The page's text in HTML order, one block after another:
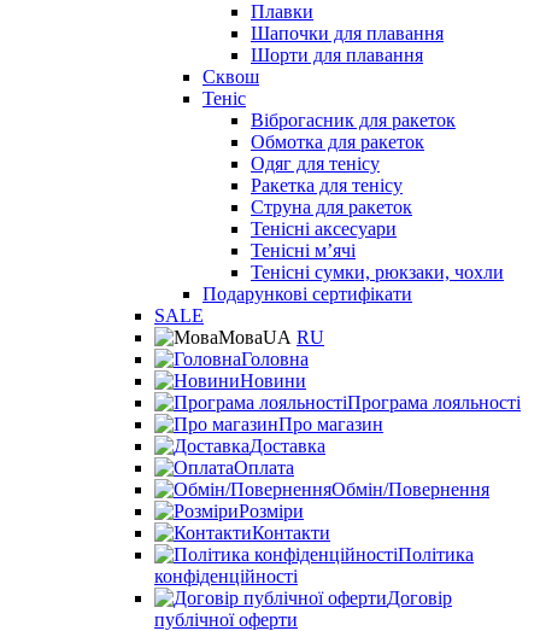
Плавки
Шапочки для плавання
Шорти для плавання
Сквош
Теніс
Віброгасник для ракеток
Обмотка для ракеток
Одяг для тенісу
Ракетка для тенісу
Струна для ракеток
Тенісні аксесуари
Тенісні мʼячі
Тенісні сумки, рюкзаки, чохли
Подарункові сертифікати
SALE
МоваUA RU
Головна
Новини
Програма лояльності
Про магазин
Доставка
Оплата
Обмін/Повернення
Розміри
Контакти
Політика
конфіденційності
Договір
публічної оферти